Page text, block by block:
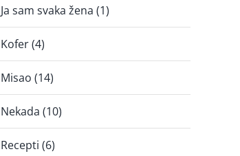
Ja sam svaka žena (1)
Kofer (4)
Misao (14)
Nekada (10)
Recepti (6)